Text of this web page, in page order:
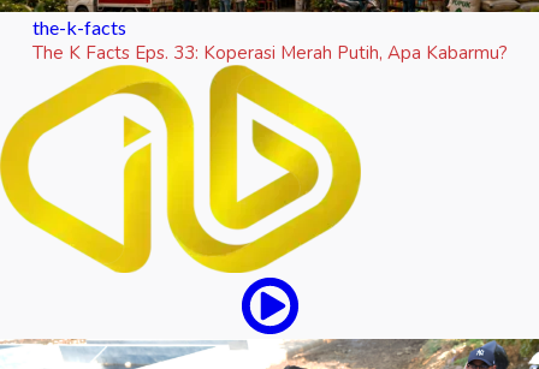
the-k-facts
The K Facts Eps. 33: Koperasi Merah Putih, Apa Kabarmu?